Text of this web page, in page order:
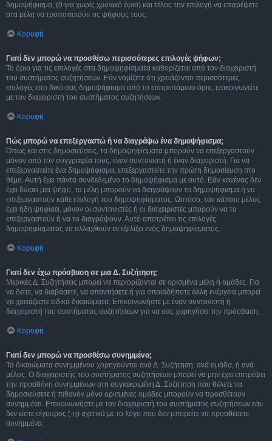
δημοψήφισμα, (0 για χωρίς χρονικό όριο) και τέλος την επιλογή να επιτρέψετε
στα μέλη να τροποποιούν τις ψήφους τους.
Κορυφή
Γιατί δεν μπορώ να προσθέσω περισσότερες επιλογές ψήφων;
Το όριο για τις επιλογές στα δημοψηφίσματα καθορίζεται από τον διαχειριστή
του συστήματος συζητήσεων. Εάν νομίζετε ότι χρειάζονται περισσότερες
επιλογές στο δικό σας δημοψήφισμα από το επιτρεπόμενο όριο, επικοινωνείτε
με τον διαχειριστή του συστήματος συζητήσεων.
Κορυφή
Πώς μπορώ να επεξεργαστώ ή να διαγράψω ένα δημοψήφισμα;
Όπως και στις δημοσιεύσεις, τα δημοψηφίσματα μπορούν να επεξεργαστούν
μόνον από τον συγγραφέα τους, έναν συντονιστή ή έναν διαχειριστή. Για να
επεξεργαστείτε ένα δημοψήφισμα, επεξεργαστείτε την πρώτη δημοσίευση στο
θέμα. Αυτή έχει πάντα συνδεδεμένο το δημοψήφισμα με αυτό. Εάν κανένας δεν
έχει δώσει μια ψήφο, τα μέλη μπορούν να διαγράψουν το δημοψήφισμα ή να
επεξεργαστούν κάθε επιλογή του δημοψηφίσματος. Ωστόσο, εάν κάποιο μέλος
έχει ήδη ψηφίσει, μόνον οι συντονιστές ή οι διαχειριστές μπορούν να το
επεξεργαστούν ή να το διαγράψουν. Αυτό αποτρέπει τις επιλογές
δημοψηφίσματος να αλλαχθούν εν εξελίξει ενός δημοψηφίσματος.
Κορυφή
Γιατί δεν έχω πρόσβαση σε μια Δ. Συζήτηση;
Μερικές Δ. Συζητήσεις μπορεί να περιορίζονται σε ορισμένα μέλη ή ομάδες. Για
να δείτε, να διαβάσετε, να απαντήσετε ή για οποιαδήποτε άλλη ενέργεια μπορεί
να χρειάζεστε ειδικά δικαιώματα. Επικοινωνήστε με έναν συντονιστή ή
διαχειριστή του συστήματος συζητήσεων για να σας χορηγήσει την πρόσβαση.
Κορυφή
Γιατί δεν μπορώ να προσθέσω συνημμένα;
Τα δικαιώματα συνημμένου χορηγούνται ανά Δ. Συζήτηση, ανά ομάδα, ή ανά
μέλος. Ο διαχειριστής του συστήματος συζητήσεων μπορεί να μην έχει επιτρέψει
την προσθήκη συνημμένων στη συγκεκριμένη Δ. Συζήτηση που θέλετε να
δημοσιεύσετε ή πιθανόν μόνο ορισμένες ομάδες μπορούν να προσθέτουν
συνημμένα. Επικοινωνήστε με τον διαχειριστή του συστήματος συζητήσεων εάν
δεν είστε σίγουρος (-η) σχετικά με το λόγο που δεν μπορείτε να προσθέσετε
συνημμένα.